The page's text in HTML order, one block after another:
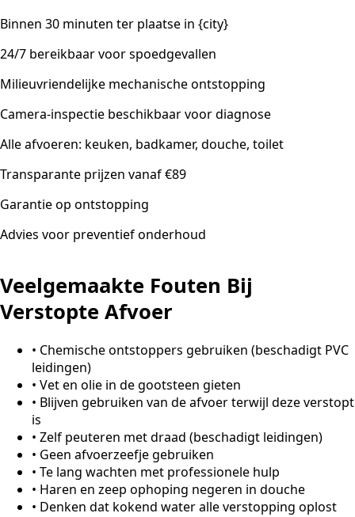
Binnen 30 minuten ter plaatse in {city}
24/7 bereikbaar voor spoedgevallen
Milieuvriendelijke mechanische ontstopping
Camera-inspectie beschikbaar voor diagnose
Alle afvoeren: keuken, badkamer, douche, toilet
Transparante prijzen vanaf €89
Garantie op ontstopping
Advies voor preventief onderhoud
Veelgemaakte Fouten Bij
Verstopte Afvoer
• Chemische ontstoppers gebruiken (beschadigt PVC
leidingen)
• Vet en olie in de gootsteen gieten
• Blijven gebruiken van de afvoer terwijl deze verstopt
is
• Zelf peuteren met draad (beschadigt leidingen)
• Geen afvoerzeefje gebruiken
• Te lang wachten met professionele hulp
• Haren en zeep ophoping negeren in douche
• Denken dat kokend water alle verstopping oplost